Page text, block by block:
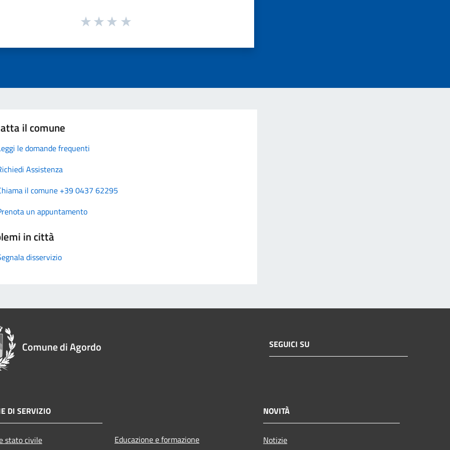
il comune
le domande frequenti
Assistenza
il comune +39 0437 62295
un appuntamento
in città
disservizio
Comune di Agordo SEGUICI SU
DI SERVIZIO
stato civile Educazione e formazione
NOVITÀ
Notizie